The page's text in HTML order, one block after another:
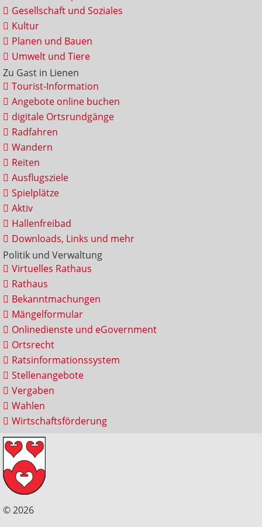
Gesellschaft und Soziales
Kultur
Planen und Bauen
Umwelt und Tiere
Zu Gast in Lienen
Tourist-Information
Angebote online buchen
digitale Ortsrundgänge
Radfahren
Wandern
Reiten
Ausflugsziele
Spielplätze
Aktiv
Hallenfreibad
Downloads, Links und mehr
Politik und Verwaltung
Virtuelles Rathaus
Rathaus
Bekanntmachungen
Mängelformular
Onlinedienste und eGovernment
Ortsrecht
Ratsinformationssystem
Stellenangebote
Vergaben
Wahlen
Wirtschaftsförderung
© 2026